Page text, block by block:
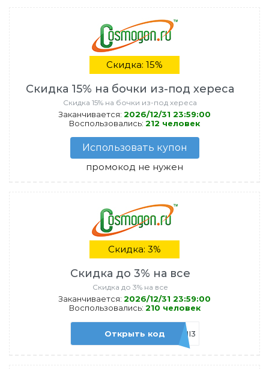
Скидка: 15%
Скидка 15% на бочки из-под хереса
Скидка 15% на бочки из-под хереса
Заканчивается: 2026/12/31 23:59:00
Воспользовались: 212 человек
Использовать купон
промокод не нужен
Скидка: 3%
Скидка до 3% на все
Скидка до 3% на все
Заканчивается: 2026/12/31 23:59:00
Воспользовались: 210 человек
Открыть код ADMI3